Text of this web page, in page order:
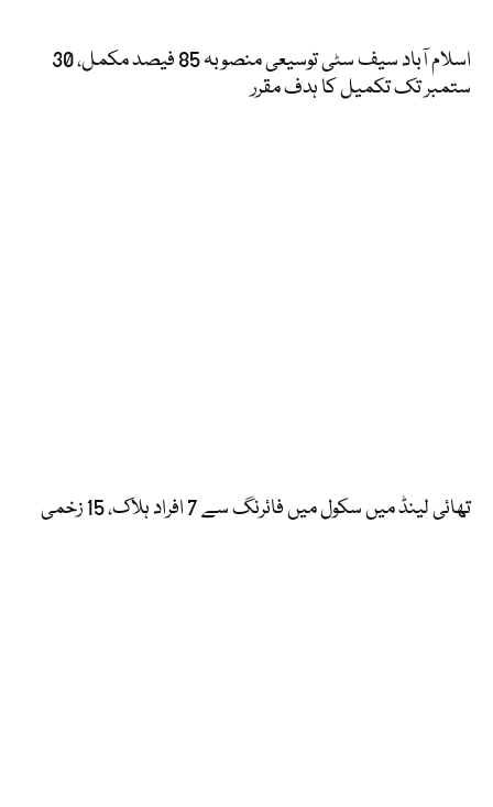
اسلام آباد سیف سٹی توسیعی منصوبہ 85 فیصد مکمل، 30
ستمبر تک تکمیل کا ہدف مقرر
تھائی لینڈ میں سکول میں فائرنگ سے 7 افراد ہلاک، 15 زخمی